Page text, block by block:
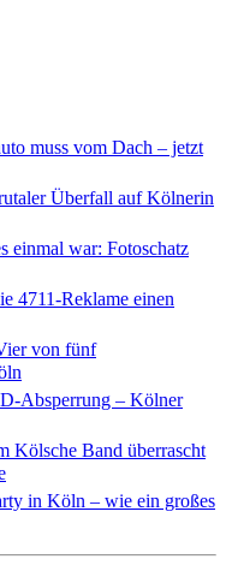
muss vom Dach – jetzt
Überfall auf Kölnerin
einmal war: Fotoschatz
4711-Reklame einen
von fünf
Absperrung – Kölner
Kölsche Band überrascht
in Köln – wie ein großes